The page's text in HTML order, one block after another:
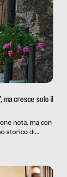
ma cresce solo il
nota, ma con
storico di
Sud e Isole,